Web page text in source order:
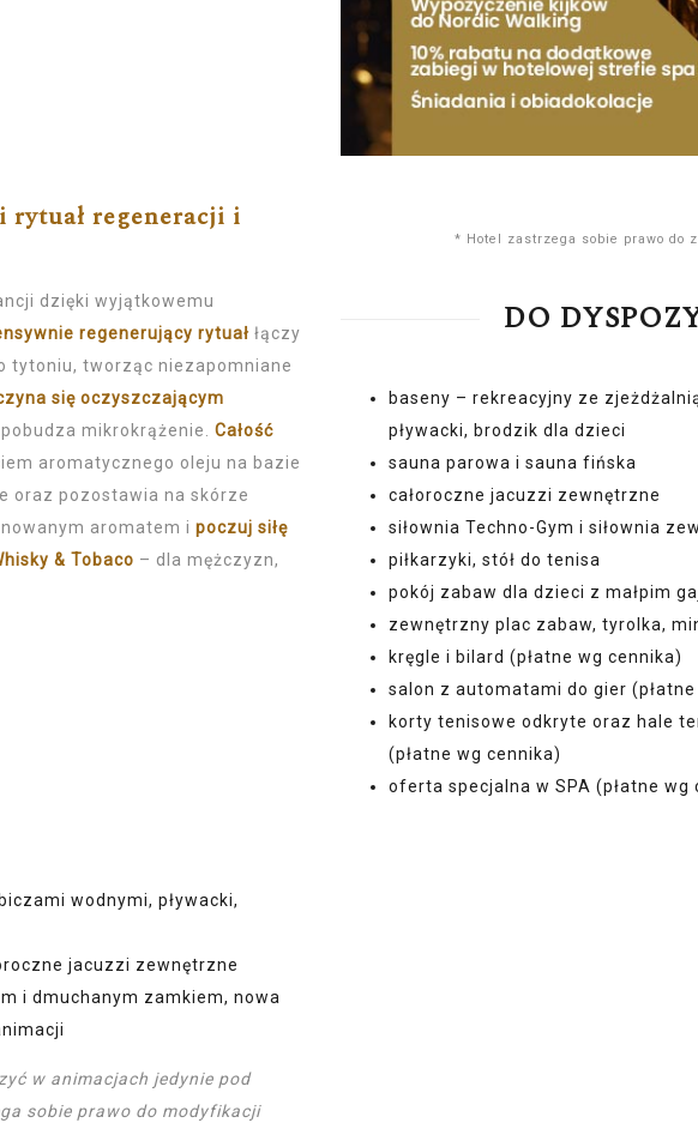
rytuał regeneracji i
dzięki wyjątkowemu
regenerujący rytuał łączy
tytoniu, tworząc niezapomniane
się oczyszczającym
mikrokrążenie. Całość
aromatycznego oleju na bazie
oraz pozostawia na skórze
aromatem i poczuj siłę
& Tobaco – dla mężczyzn,
wodnymi, pływacki,
jacuzzi zewnętrzne
i dmuchanym zamkiem, nowa
w animacjach jedynie pod
sobie prawo do modyfikacji
* Hotel zastrzega sobie prawo do
DO
baseny – rekreacyjny ze
pływacki, brodzik dla dzieci
sauna parowa i sauna fińska
całoroczne jacuzzi zewnętrzne
siłownia Techno-Gym i siłownia
piłkarzyki, stół do tenisa
pokój zabaw dla dzieci z małpim
zewnętrzny plac zabaw, tyrolka,
kręgle i bilard (płatne wg cennika)
salon z automatami do gier
korty tenisowe odkryte oraz hale
(płatne wg cennika)
oferta specjalna w SPA (płatne wg